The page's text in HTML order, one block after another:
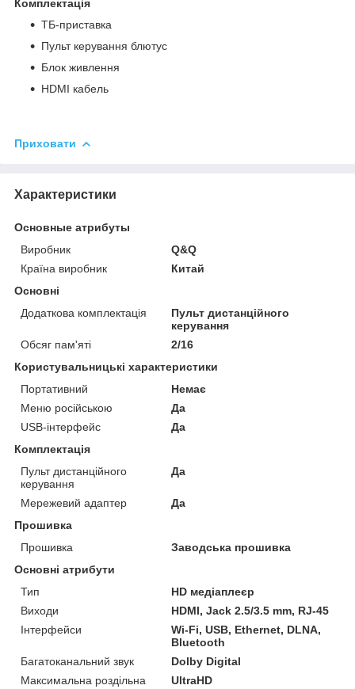
Комплектація
ТБ-приставка
Пульт керування блютус
Блок живлення
HDMI кабель
Приховати
Характеристики
Основные атрибуты
Виробник
Q&Q
Країна виробник
Китай
Основні
Додаткова комплектація
Пульт дистанційного
керування
Обсяг пам'яті
2/16
Користувальницькі характеристики
Портативний
Немає
Меню російською
Да
USB-інтерфейс
Да
Комплектація
Пульт дистанційного
керування
Да
Мережевий адаптер
Да
Прошивка
Прошивка
Заводська прошивка
Основні атрибути
Тип
HD медіаплеєр
Виходи
HDMI, Jack 2.5/3.5 mm, RJ-45
Інтерфейси
Wi-Fi, USB, Ethernet, DLNA,
Bluetooth
Багатоканальний звук
Dolby Digital
Максимальна роздільна
UltraHD